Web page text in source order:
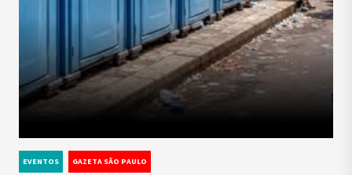
EVENTOS GAZETA SÃO PAULO